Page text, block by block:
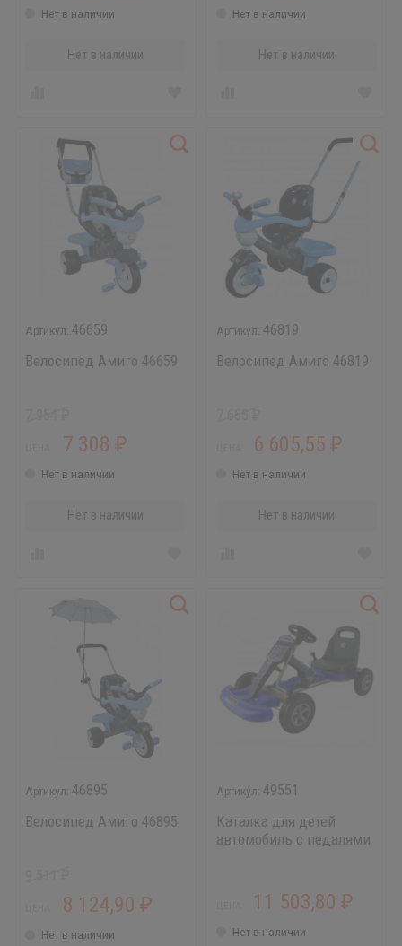
Нет в наличии
Нет в наличии
Нет в наличии
Нет в наличии
46659
Велосипед Амиго 46659
7 308 ₽
Нет в наличии
Нет в наличии
46819
Велосипед Амиго 46819
6 605,55₽
Нет в наличии
Нет в наличии
46895
Велосипед Амиго 46895
8 124,90 ₽
Нет в наличии
49551
Каталка для детей
автомобиль с педалями
11 503,80₽
Нет в наличии